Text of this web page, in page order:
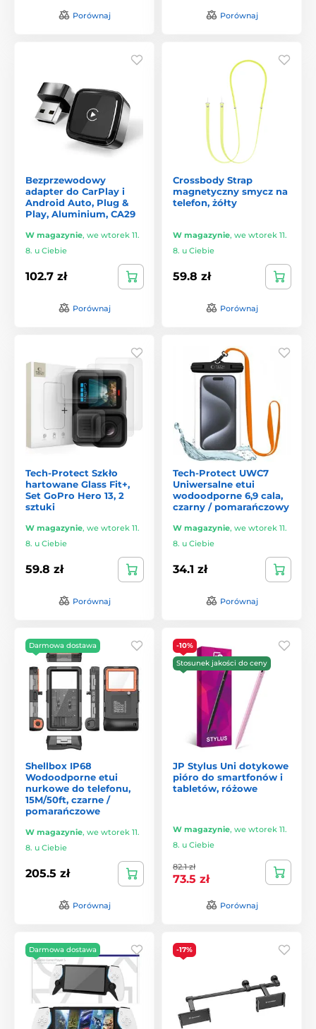
Porównaj Porównaj
Bezprzewodowy
adapter do CarPlay i
Android Auto, Plug &
Play, Aluminium, CA29
W magazynie, we wtorek 11.
8. u Ciebie
102.7 zł
Porównaj
Crossbody Strap
magnetyczny smycz na
telefon, żółty
W magazynie, we wtorek 11.
8. u Ciebie
59.8 zł
Porównaj
Tech-Protect Szkło
hartowane Glass Fit+,
Set GoPro Hero 13, 2
sztuki
W magazynie, we wtorek 11.
8. u Ciebie
59.8 zł
Porównaj
Tech-Protect UWC7
Uniwersalne etui
wodoodporne 6,9 cala,
czarny / pomarańczowy
W magazynie, we wtorek 11.
8. u Ciebie
34.1 zł
Porównaj
Darmowa dostawa
Shellbox IP68
Wodoodporne etui
nurkowe do telefonu,
15M/50ft, czarne /
pomarańczowe
W magazynie, we wtorek 11.
8. u Ciebie
205.5 zł
Porównaj
-10%
Stosunek jakości do ceny
JP Stylus Uni dotykowe
pióro do smartfonów i
tabletów, różowe
W magazynie, we wtorek 11.
8. u Ciebie
82.1 zł
73.5 zł
Porównaj
Darmowa dostawa -17%